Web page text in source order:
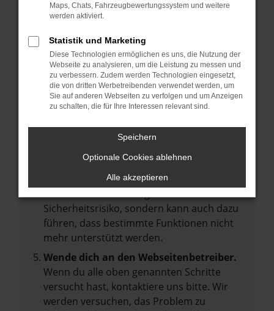
Prüfe deine Browsererweiterungen.
Manche Erweiterungen, wie Werbeblocker,
können das Laden bestimmter Seiten
verhindern. Funktioniert die Seite in einem
anderen Browser oder in einem privaten
Fenster?
Starte dein Gerät neu.
vorübergehende Probleme zu beheben.
Betriebssystem auf dem neuesten Stand
Veraltete Software birgt nicht nur ein
Sicherheitsrisiko, sondern kann auch dazu
führen, dass bestimmte Funktionen nicht
mehr unterstützt werden.
Wende dich an den Webseitenbetreiber.
Wenn du alle oben genannten Schritte
versucht hast, kontaktiere uns bitte. Wir
werden versuchen, das Problem zu
Maps, Chats, Fahrzeugbewertungssystem und weitere
werden aktiviert.
Statistik und Marketing
Diese Technologien ermöglichen es uns, die Nutzung der
Webseite zu analysieren, um die Leistung zu messen und
zu verbessern. Zudem werden Technologien eingesetzt,
die von dritten Werbetreibenden verwendet werden, um
Sie auf anderen Webseiten zu verfolgen und um Anzeigen
zu schalten, die für Ihre Interessen relevant sind.
Speichern
Optionale Cookies ablehnen
Alle akzeptieren